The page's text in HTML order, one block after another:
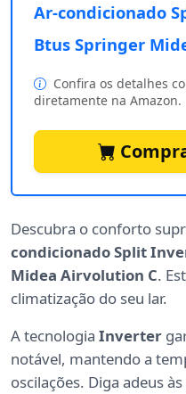
Ar-condicionado
Btus Springer
Confira os detalhes
diretamente na Amazon.
Descubra o conforto
condicionado Split
Midea Airvolution C.
climatização do seu lar.
A tecnologia Inverter
notável, mantendo a
oscilações. Diga adeus